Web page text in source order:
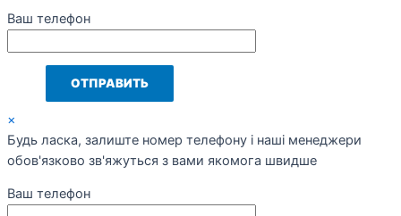
Ваш телефон
×
Будь ласка, залиште номер телефону і наші менеджери
обов'язково зв'яжуться з вами якомога швидше
Ваш телефон